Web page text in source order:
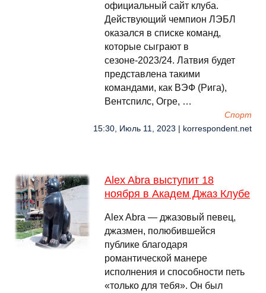
официальный сайт клуба.
Действующий чемпион ЛЭБЛ
оказался в списке команд,
которые сыграют в
сезоне-2023/24. Латвия будет
представлена такими
командами, как ВЭФ (Рига),
Вентспилс, Огре, …
Спорт
15:30, Июль 11, 2023 | korrespondent.net
Alex Abra выступит 18
ноября в Академ Джаз Клубе
Alex Abra — джазовый певец,
джазмен, полюбившейся
публике благодаря
романтической манере
исполнения и способности петь
«только для тебя». Он был